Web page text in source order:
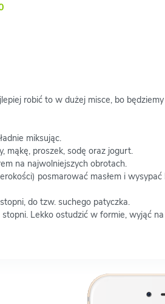
robić to w dużej misce, bo
miksując.
mąkę, proszek, sodę oraz jogurt.
na najwolniejszych obrotach.
posmarować masłem i wysypać
do tzw. suchego patyczka.
Lekko ostudzić w formie, wyjąć